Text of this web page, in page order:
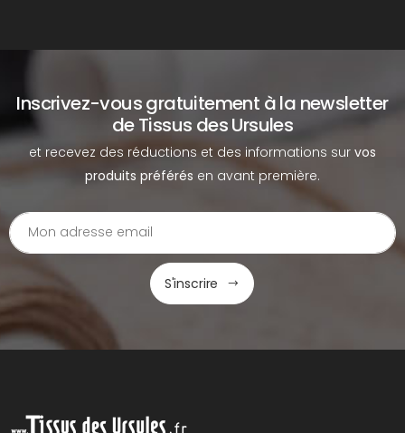
Inscrivez-vous gratuitement à la newsletter
de Tissus des Ursules
et recevez des réductions et des informations sur vos
produits préférés en avant première.
S'inscrire